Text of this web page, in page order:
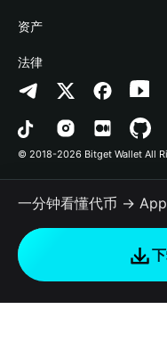
帮助中心
联系我们
品牌资源
工作机会
Crypto Swap API
山寨季指数
预测市场
DApp
RWA
如何购买加密货币
Bitget Wallet Pay
合作上架
安全防护技术
快捷买币
授权检测
合约检测
批量转账
资产
Arbitrum
Avalanche
Bitcoin
Polygon
法律
隐私协议
用户使用协议
© 2018-2026 Bitget Wallet All
一分钟看懂代币 →